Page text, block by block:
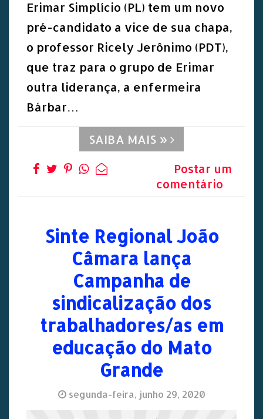
Erimar Simplício (PL) tem um novo
pré-candidato a vice de sua chapa,
o professor Ricely Jerônimo (PDT),
que traz para o grupo de Erimar
outra liderança, a enfermeira
Bárbar…
SAIBA MAIS »
Postar um
comentário
Sinte Regional João
Câmara lança
Campanha de
sindicalização dos
trabalhadores/as em
educação do Mato
Grande
segunda-feira, junho 29, 2020